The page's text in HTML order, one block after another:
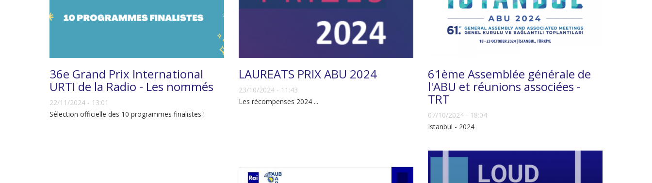
36e Grand Prix International
URTI de la Radio - Les nommés
22/11/2024 - 13:01
Sélection officielle des 10 programmes finalistes !
LAUREATS PRIX ABU 2024
23/10/2024 - 11:43
Les récompenses 2024 ...
61ème Assemblée générale de
l'ABU et réunions associées -
TRT
07/10/2024 - 18:04
Istanbul - 2024